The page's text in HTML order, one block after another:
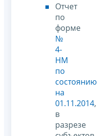
Отчет
по
форме
№
4-
НМ
по
состоянию
на
01.11.2014,
в
разрезе